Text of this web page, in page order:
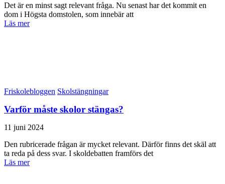
Det är en minst sagt relevant fråga. Nu senast har det kommit en
dom i Högsta domstolen, som innebär att
Läs mer
Friskolebloggen Skolstängningar
Varför måste skolor stängas?
11 juni 2024
Den rubricerade frågan är mycket relevant. Därför finns det skäl att
ta reda på dess svar. I skoldebatten framförs det
Läs mer